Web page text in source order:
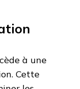
à une
Cette